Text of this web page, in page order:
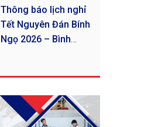
Thông báo lịch nghỉ
Tết Nguyên Đán Bính
Ngọ 2026 – Bình